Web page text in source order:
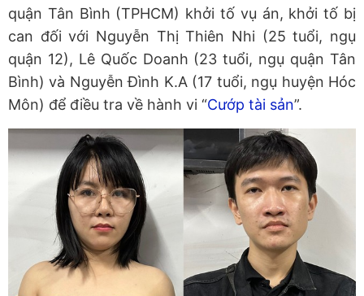
quận Tân Bình (TPHCM) khởi tố vụ án, khởi tố bị
can đối với Nguyễn Thị Thiên Nhi (25 tuổi, ngụ
quận 12), Lê Quốc Doanh (23 tuổi, ngụ quận Tân
Bình) và Nguyễn Đình K.A (17 tuổi, ngụ huyện Hóc
Môn) để điều tra về hành vi “Cướp tài sản”.